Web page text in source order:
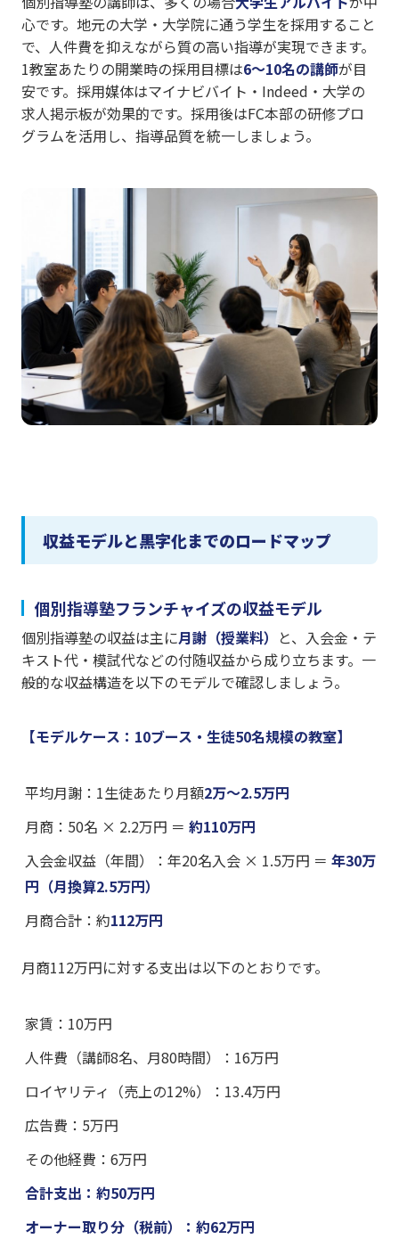
心です。地元の大学・大学院に通う学生を採用すること
で、人件費を抑えながら質の高い指導が実現できます。
1教室あたりの開業時の採用目標は6〜10名の講師が目
安です。採用媒体はマイナビバイト・Indeed・大学の
求人掲示板が効果的です。採用後はFC本部の研修プロ
グラムを活用し、指導品質を統一しましょう。
収益モデルと黒字化までのロードマップ
個別指導塾フランチャイズの収益モデル
個別指導塾の収益は主に月謝（授業料） と、入会金・テ
キスト代・模試代などの付随収益から成り立ちます。一
般的な収益構造を以下のモデルで確認しましょう。
【モデルケース：10ブース・生徒50名規模の教室】
平均月謝：1生徒あたり月額2万〜2.5万円
月商：50名 × 2.2万円 ＝ 約110万円
入会金収益（年間）：年20名入会 × 1.5万円 ＝ 年30万
円（月換算2.5万円）
月商合計：約112万円
月商112万円に対する支出は以下のとおりです。
家賃：10万円
人件費（講師8名、月80時間）：16万円
ロイヤリティ（売上の12%）：13.4万円
広告費：5万円
その他経費：6万円
合計支出：約50万円
オーナー取り分（税前）：約62万円